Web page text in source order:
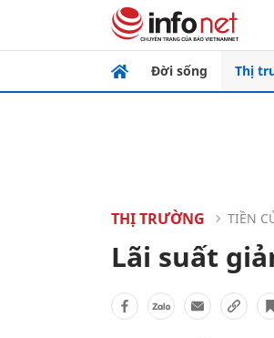
Đời sống Thị
THỊ TRƯỜNG TIỀN
Lãi suất